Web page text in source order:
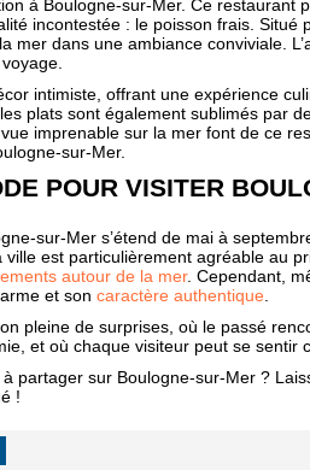
à Boulogne-sur-Mer. Ce restaurant
incontestée : le poisson frais. Situé
mer dans une ambiance conviviale.
intimiste, offrant une expérience
plats sont également sublimés par
imprenable sur la mer font de ce
sur-Mer.
POUR VISITER
sur-Mer s’étend de mai à
est particulièrement agréable au
autour de la mer. Cependant,
et son caractère authentique
pleine de surprises, où le passé
et où chaque visiteur peut se sentir
partager sur Boulogne-sur-Mer ?
!